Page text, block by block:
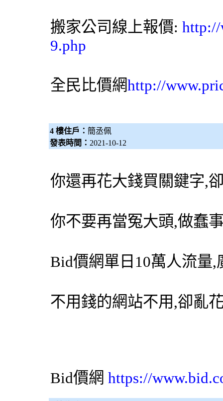
搬家公司線上報價: http://
9.php
全民比價網http://
4 樓住戶： 簡丞佩
發表時間： 2021-10-12
你還再花大錢買關鍵字,
你不要再當冤大頭,做蠢
Bid價網單日10萬人流量
不用錢的網站不用,卻亂
Bid價網 https://